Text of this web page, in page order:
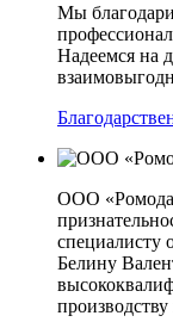
Мы
Надеемся на
ООО
специалисту
Белину